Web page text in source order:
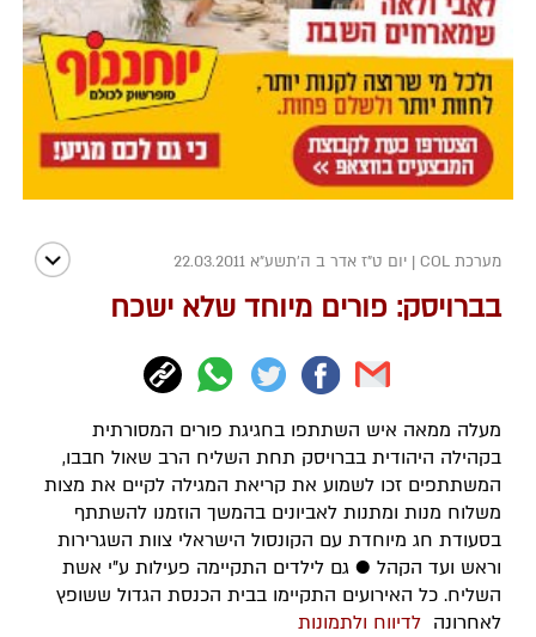
מערכת COL | יום ט"ז אדר ב ה׳תשע״א 22.03.2011
בברויסק: פורים מיוחד שלא ישכח
מעלה ממאה איש השתתפו בחגיגת פורים המסורתית
בקהילה היהודית בברויסק תחת השליח הרב שאול חבבו,
המשתתפים זכו לשמוע את קריאת המגילה לקיים את מצות
משלוח מנות ומתנות לאביונים בהמשך הוזמנו להשתתף
בסעודת חג מיוחדת עם הקונסול הישראלי צוות השגרירות
וראש ועד הקהל ● גם לילדים התקיימה פעילות ע"י אשת
השליח. כל האירועים התקיימו בבית הכנסת הגדול ששופץ
לאחרונה לדיווח ולתמונות